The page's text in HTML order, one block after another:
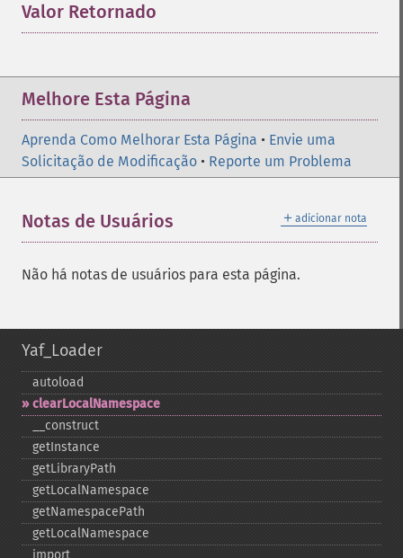
Valor Retornado
Melhore Esta Página
Aprenda Como Melhorar Esta Página • Envie uma
Solicitação de Modificação • Reporte um Problema
＋ adicionar nota
Notas de Usuários
Não há notas de usuários para esta página.
Yaf_Loader
autoload
clearLocalNamespace
_​_​construct
getInstance
getLibraryPath
getLocalNamespace
getNamespacePath
getLocalNamespace
import